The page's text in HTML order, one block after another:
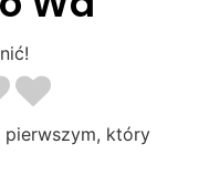
pierwszym, który